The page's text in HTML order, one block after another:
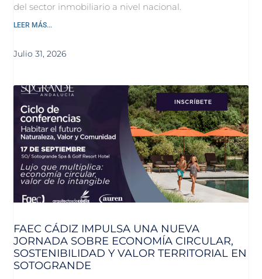
del sector inmobiliario a nivel nacional.
LEER MÁS...
Julio 31, 2026
FAEC CÁDIZ IMPULSA UNA NUEVA
JORNADA SOBRE ECONOMÍA CIRCULAR,
SOSTENIBILIDAD Y VALOR TERRITORIAL EN
SOTOGRANDE